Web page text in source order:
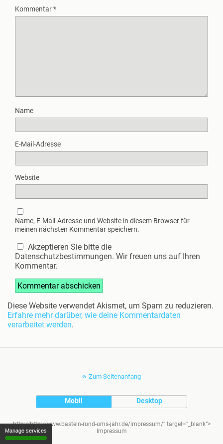
Kommentar*
Name
E-Mail-Adresse
Website
Name, E-Mail-Adresse und Website in diesem Browser für
meinen nächsten Kommentar speichern.
Akzeptieren Sie bitte die
Datenschutzbestimmungen. Wir freuen uns auf Ihren
Kommentar.
Diese Website verwendet Akismet, um Spam zu reduzieren.
Erfahre mehr darüber, wie deine Kommentardaten
verarbeitet werden.
Zum Seitenanfang
Mobil Desktop
http://http://www.basteln-rund-ums-jahr.de/impressum/“ target=“_blank“>
Impressum
Manage services